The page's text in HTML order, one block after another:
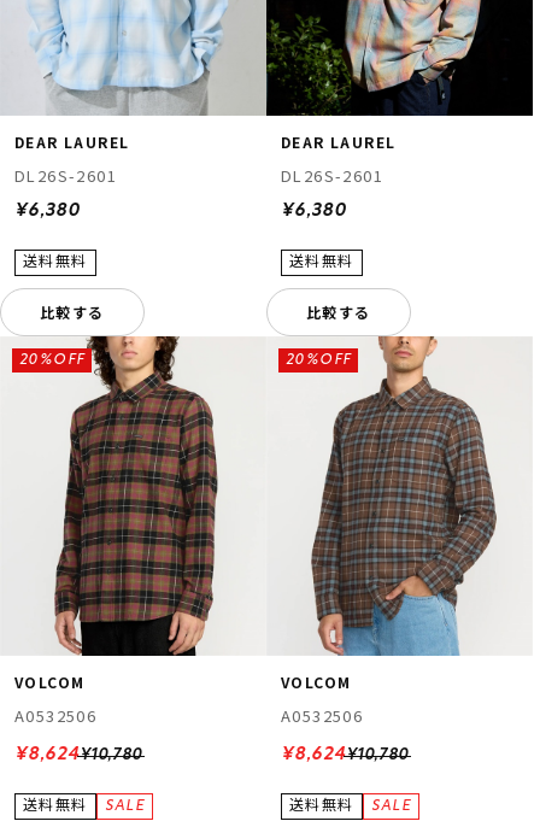
DEAR LAUREL
DL26S-2601
¥6,380
比較する
DEAR LAUREL
DL26S-2601
¥6,380
比較する
VOLCOM
A0532506
¥10,780
20%OFF
¥8,624
VOLCOM
A0532506
¥10,780
20%OFF
¥8,624